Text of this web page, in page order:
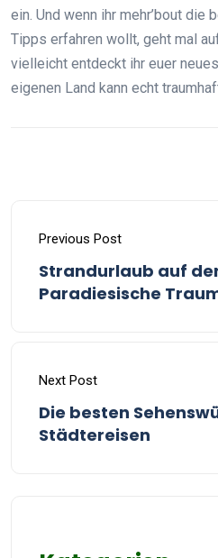
ein. Und wenn ihr mehr’bout die
Tipps erfahren wollt, geht mal
vielleicht entdeckt ihr euer
eigenen Land kann echt
Previous Post
Strandurlaub auf
Paradiesische
Next Post
Die besten
Städtereisen